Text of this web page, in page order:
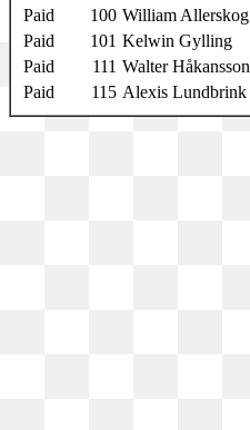
Paid
100 William Allerskog
Paid
101 Kelwin Gylling
Paid
111 Walter Håkansson
Paid
115 Alexis Lundbrink